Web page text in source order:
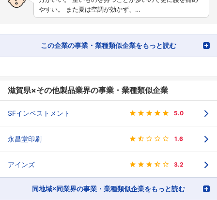
やすい。 また夏は空調が効かず、…
この企業の事業・業種類似企業をもっと読む
滋賀県×その他製品業界の事業・業種類似企業
SFインベストメント 5.0
永昌堂印刷 1.6
アインズ 3.2
同地域×同業界の事業・業種類似企業をもっと読む